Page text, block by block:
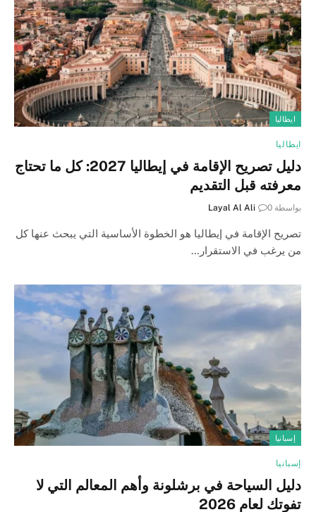
ايطاليا
ايطاليا
دليل تصريح الإقامة في إيطاليا 2027: كل ما تحتاج
معرفته قبل التقديم
بواسطة Layal Al Ali 0
تصريح الإقامة في إيطاليا هو الخطوة الأساسية التي يبحث عنها كل
من يرغب في الاستقرار…
إسبانيا
إسبانيا
دليل السياحة في برشلونة وأهم المعالم التي لا
تفوتك لعام 2026